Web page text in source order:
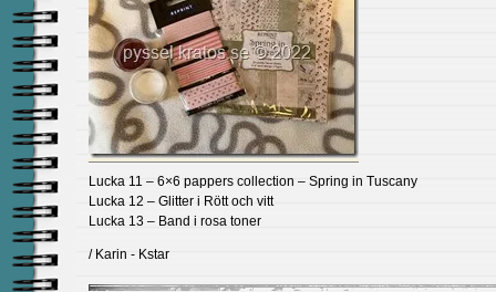
Lucka 11 – 6×6 pappers collection – Spring in Tuscany
Lucka 12 – Glitter i Rött och vitt
Lucka 13 – Band i rosa toner
/ Karin - Kstar